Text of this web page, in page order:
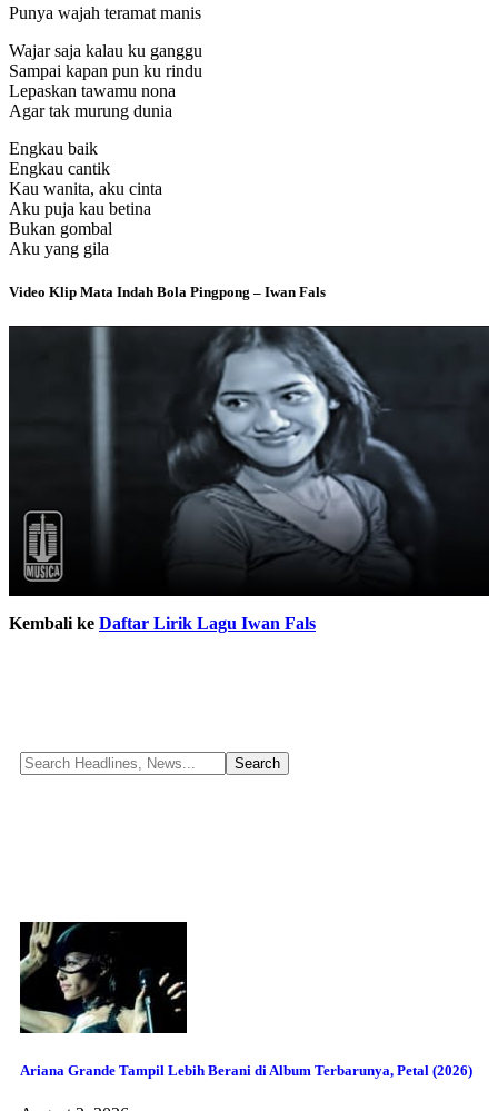
Punya wajah teramat manis
Wajar saja kalau ku ganggu
Sampai kapan pun ku rindu
Lepaskan tawamu nona
Agar tak murung dunia
Engkau baik
Engkau cantik
Kau wanita, aku cinta
Aku puja kau betina
Bukan gombal
Aku yang gila
Video Klip Mata Indah Bola Pingpong – Iwan Fals
Kembali ke Daftar Lirik Lagu Iwan Fals
Ariana Grande Tampil Lebih Berani di Album Terbarunya, Petal (2026)